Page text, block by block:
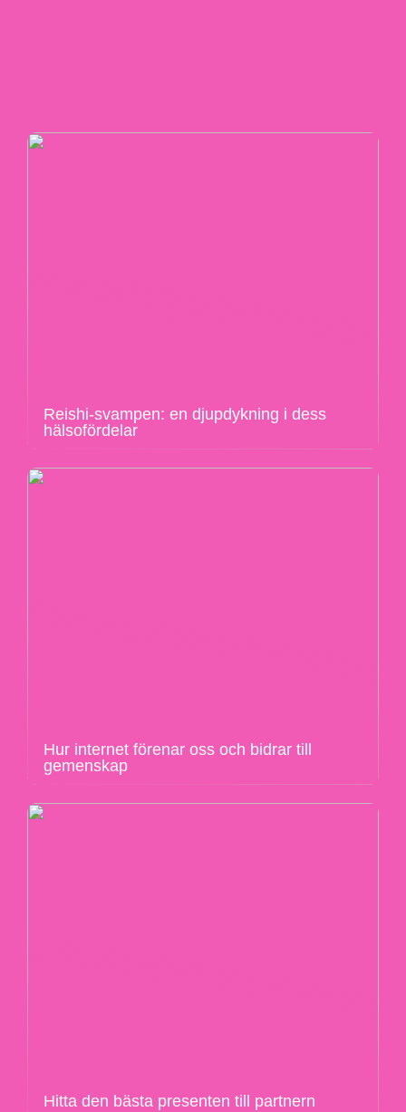
Reishi-svampen: en djupdykning i dess
hälsofördelar
Hur internet förenar oss och bidrar till
gemenskap
Hitta den bästa presenten till partnern